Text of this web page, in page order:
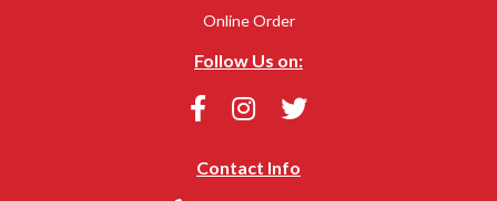
Online Order
Follow Us on:
Contact Info